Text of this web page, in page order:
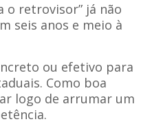
o retrovisor” já não
seis anos e meio à
ou efetivo para
Como boa
logo de arrumar um